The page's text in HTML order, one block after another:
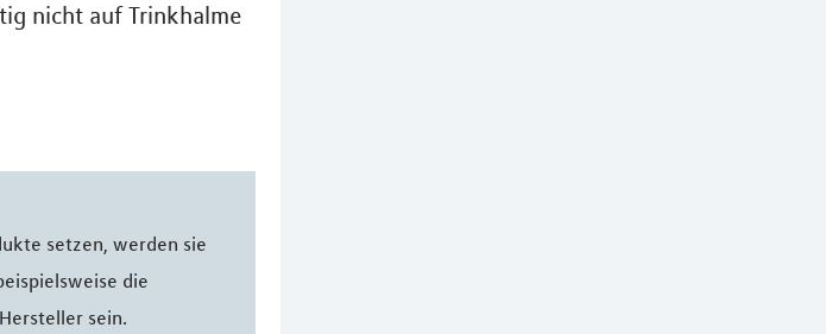
nicht auf Trinkhalme
setzen, werden sie
die
sein.